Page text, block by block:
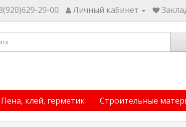
29-00 Личный кабинет
Пена, клей, герметик Строительные